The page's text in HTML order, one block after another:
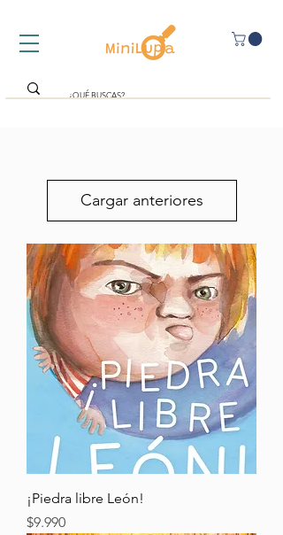
Cargar anteriores
¡Piedra libre León!
Precio
$9.990